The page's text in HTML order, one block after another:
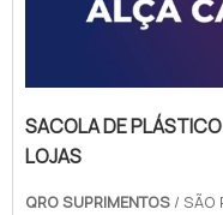
SACOLA DE
LOJAS
QRO SUPRIMENTOS / SÃO